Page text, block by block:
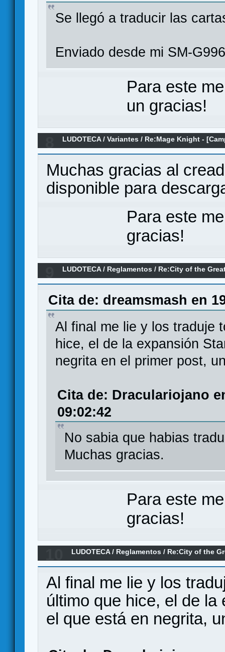
Se llegó a traducir las
Enviado desde mi SM-
Para este
un gracias!
LUDOTECA/Variantes / Re:Mage Knight -
Comandantes
Muchas gracias al
disponible para
Para este
gracias!
LUDOTECA/ Reglamentos / Re:City of the
expansión)
Cita de: dreamsmash en
Al final me lie y los
hice, el de la expansión
negrita en el primer post,
Cita de: Draculariojano
09:02:42
No sabia que habias
Muchas gracias.
Para este
gracias!
LUDOTECA/ Reglamentos / Re:City of the
Al final me lie y los
último que hice, el de
el que está en negrita,